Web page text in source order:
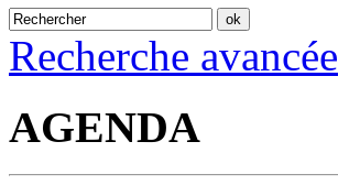
Recherche avancée
AGENDA